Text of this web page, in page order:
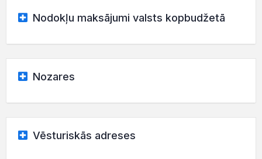
Nodokļu maksājumi valsts kopbudžetā
Nozares
Vēsturiskās adreses